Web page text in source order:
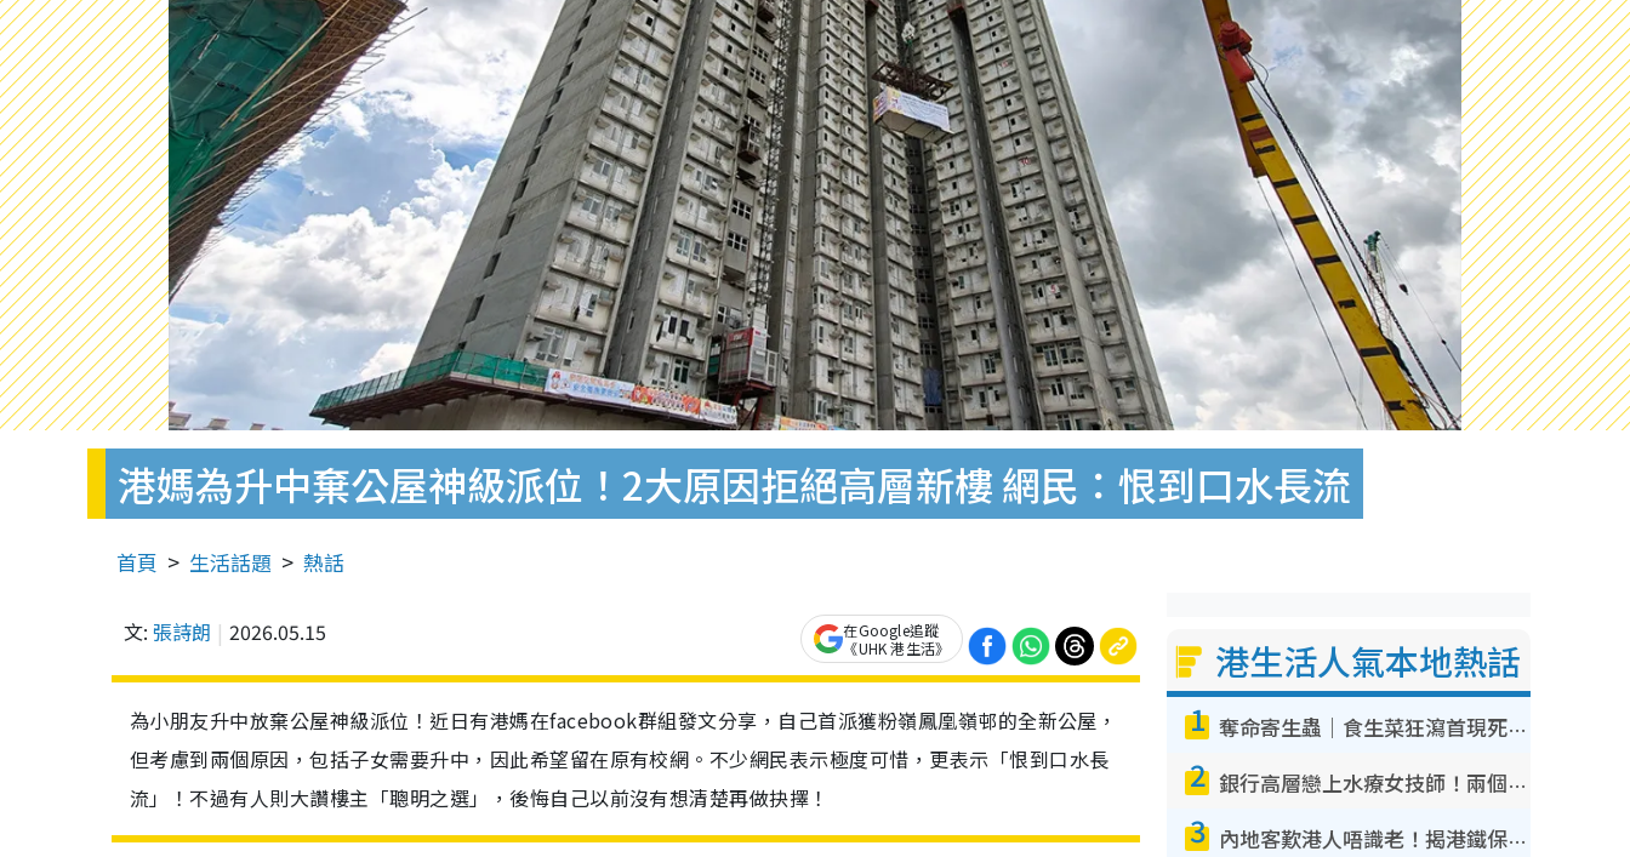
港媽為升中棄公屋神級派位！2大原因拒絕高層新樓 網民：恨到口水長流
首頁 生活話題 熱話
文: 張詩朗 2026.05.15
在Google追蹤
《UHK 港生活》
為小朋友升中放棄公屋神級派位！近日有港媽在facebook群組發文分享，自己首派獲粉嶺鳳凰嶺邨的全新公屋，
但考慮到兩個原因，包括子女需要升中，因此希望留在原有校網。不少網民表示極度可惜，更表示「恨到口水長
流」！不過有人則大讚樓主「聰明之選」，後悔自己以前沒有想清楚再做抉擇！
港生活人氣本地熱話
1 奪命寄生蟲｜食生菜狂瀉首現死者！疫潮惡化錄1.8萬宗病例 揭洗菜3大謬誤
2 銀行高層戀上水療女技師！兩個月借128萬驚覺「沉船」沉落火海 揭背後疑似邪教操控賣淫
3 內地客歎港人唔識老！揭港鐵保鮮級冷氣 港人求放過：咪投訴